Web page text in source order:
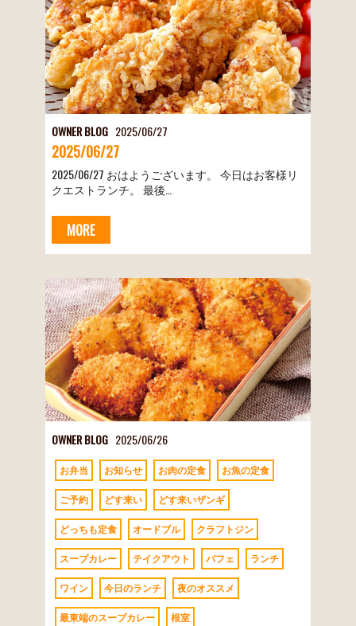
OWNER BLOG 2025/06/27
2025/06/27
2025/06/27 おはようございます。 今日はお客様リ
クエストランチ。 最後…
MORE
OWNER BLOG 2025/06/26
お弁当 お知らせ お肉の定食 お魚の定食
ご予約 どす来い どす来いザンギ
どっちも定食 オードブル クラフトジン
スープカレー テイクアウト パフェ ランチ
ワイン 今日のランチ 夜のオススメ
最東端のスープカレー 根室